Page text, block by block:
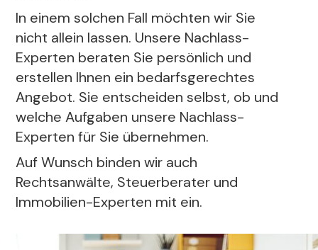
In einem solchen Fall möchten wir Sie
nicht allein lassen. Unsere Nachlass-
Experten beraten Sie persönlich und
erstellen Ihnen ein bedarfsgerechtes
Angebot. Sie entscheiden selbst, ob und
welche Aufgaben unsere Nachlass-
Experten für Sie übernehmen.
Auf Wunsch binden wir auch
Rechtsanwälte, Steuerberater und
Immobilien-Experten mit ein.